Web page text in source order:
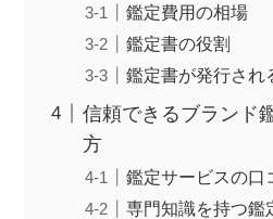
鑑定費用の相場
鑑定書の役割
鑑定書が発行され
信頼できるブランド
方
鑑定サービスの口
専門知識を持つ鑑